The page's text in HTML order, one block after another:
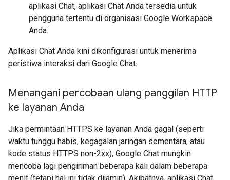
aplikasi Chat, aplikasi Chat Anda tersedia untuk
pengguna tertentu di organisasi Google Workspace
Anda.
Aplikasi Chat Anda kini dikonfigurasi untuk menerima
peristiwa interaksi dari Google Chat.
Menangani percobaan ulang panggilan HTTP
ke layanan Anda
Jika permintaan HTTPS ke layanan Anda gagal (seperti
waktu tunggu habis, kegagalan jaringan sementara, atau
kode status HTTPS non-2xx), Google Chat mungkin
mencoba lagi pengiriman beberapa kali dalam beberapa